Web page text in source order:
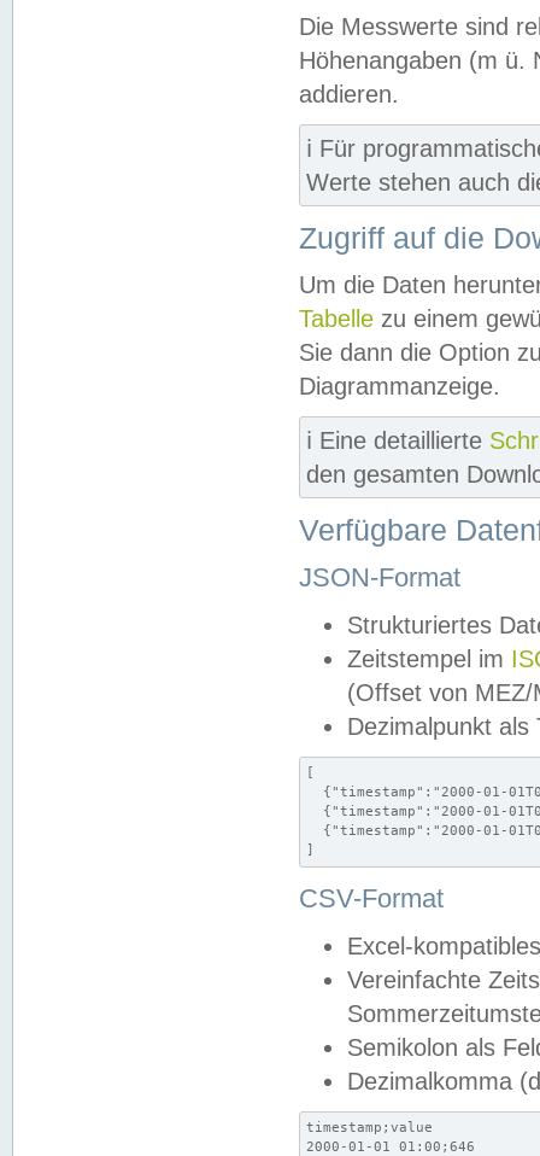
Die Messwerte sind
Höhenangaben (m ü.
addieren.
ℹ️ Für
Werte stehen auch
Zugriff auf die
Um die Daten
Tabelle zu einem
Sie dann die Option
Diagrammanzeige.
ℹ️ Eine detaillierte
den gesamten
Verfügbare
JSON-Format
Strukturiertes
Zeitstempel im
(Offset von MEZ/
Dezimalpunkt als
[
{"timestamp":"2000-01-
{"timestamp":"2000-01-
{"timestamp":"2000-01-
]
CSV-Format
Excel-
Vereinfachte
Semikolon als
Dezimalkomma
timestamp;value
2000-01-01 01:00;646